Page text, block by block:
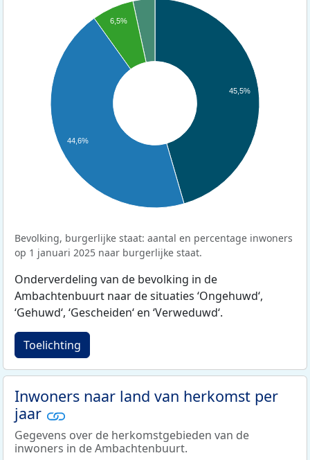
45,5%
6,5%
44,6%
Bevolking, burgerlijke staat: aantal en percentage inwoners
op 1 januari 2025 naar burgerlijke staat.
Onderverdeling van de bevolking in de
Ambachtenbuurt naar de situaties ‘Ongehuwd‘,
‘Gehuwd‘, ‘Gescheiden‘ en ‘Verweduwd‘.
Toelichting
Inwoners naar land van herkomst per
jaar
Gegevens over de herkomstgebieden van de
inwoners in de Ambachtenbuurt.